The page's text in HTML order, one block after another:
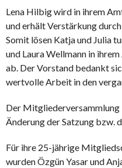
Lena Hilbig wird in ihrem
und erhält Verstärkung
Somit lösen Katja und Julia
und Laura Wellmann in
ab. Der Vorstand bedankt
wertvolle Arbeit in den
Der Mitgliederversammlung
Änderung der Satzung bzw.
Für ihre 25-jährige
wurden Özgün Yasar und